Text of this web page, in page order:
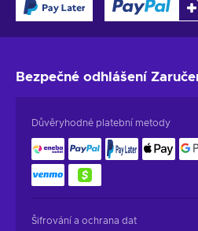
Bezpečné odhlášení
Důvěryhodné platební metody
Šifrování a ochrana dat